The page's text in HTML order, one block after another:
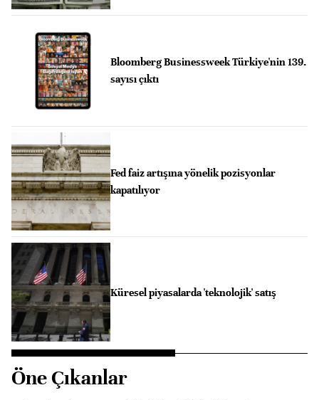
Bloomberg Businessweek Türkiye'nin 139.
sayısı çıktı
Fed faiz artışına yönelik pozisyonlar
kapatılıyor
Küresel piyasalarda 'teknolojik' satış
Öne Çıkanlar